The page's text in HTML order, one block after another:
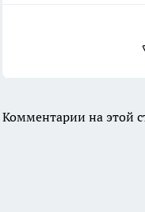
Комментарии на этой